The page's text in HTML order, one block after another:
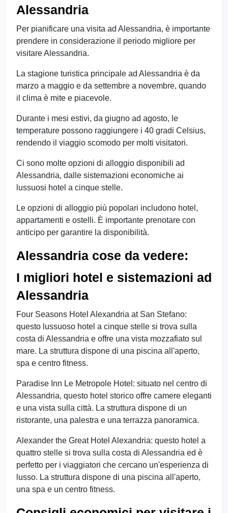
Alessandria
Per pianificare una visita ad Alessandria, è importante
prendere in considerazione il periodo migliore per
visitare Alessandria.
La stagione turistica principale ad Alessandria è da
marzo a maggio e da settembre a novembre, quando
il clima è mite e piacevole.
Durante i mesi estivi, da giugno ad agosto, le
temperature possono raggiungere i 40 gradi Celsius,
rendendo il viaggio scomodo per molti visitatori.
Ci sono molte opzioni di alloggio disponibili ad
Alessandria, dalle sistemazioni economiche ai
lussuosi hotel a cinque stelle.
Le opzioni di alloggio più popolari includono hotel,
appartamenti e ostelli. È importante prenotare con
anticipo per garantire la disponibilità.
Alessandria cose da vedere:
I migliori hotel e sistemazioni ad
Alessandria
Four Seasons Hotel Alexandria at San Stefano:
questo lussuoso hotel a cinque stelle si trova sulla
costa di Alessandria e offre una vista mozzafiato sul
mare. La struttura dispone di una piscina all'aperto,
spa e centro fitness.
Paradise Inn Le Metropole Hotel: situato nel centro di
Alessandria, questo hotel storico offre camere eleganti
e una vista sulla città. La struttura dispone di un
ristorante, una palestra e una terrazza panoramica.
Alexander the Great Hotel Alexandria: questo hotel a
quattro stelle si trova sulla costa di Alessandria ed è
perfetto per i viaggiatori che cercano un'esperienza di
lusso. La struttura dispone di una piscina all'aperto,
una spa e un centro fitness.